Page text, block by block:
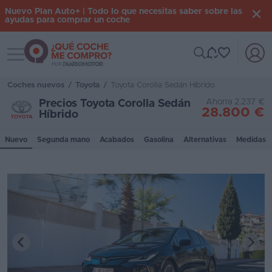
Iniciar
Inicio
Coches
Stock
0
Nuevo Plan Auto+ | Todo lo que necesitas saber sobre las
ayudas para comprar un coche
Toggle navigation
Coches nuevos / Toyota / Toyota Corolla Sedán Híbrido
Precios Toyota Corolla Sedán
Híbrido
Ahorra 2.237 €
28.800 €
Nuevo Segunda mano Acabados Gasolina Alternativas Medidas